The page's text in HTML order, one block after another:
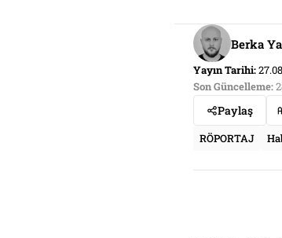
Berka
Yayın Tarihi:
Son Güncelleme:
Paylaş
RÖPORTAJ